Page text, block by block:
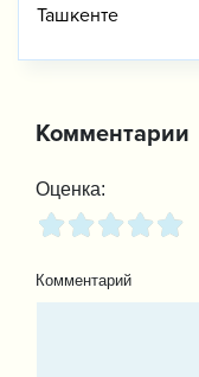
Ташкенте
Комментарии
Оценка:
Комментарий